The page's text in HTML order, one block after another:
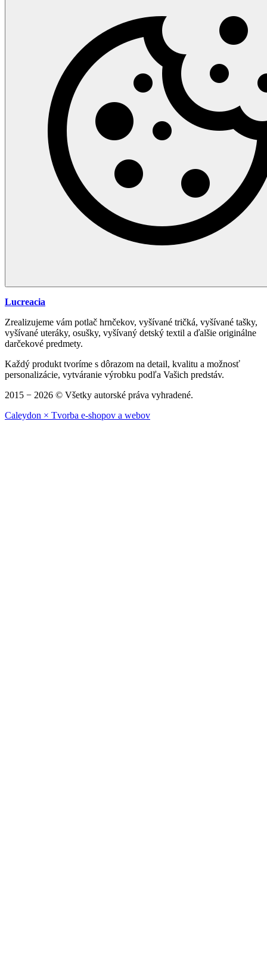
Lucreacia
Zrealizujeme vám potlač hrnčekov, vyšívané tričká, vyšívané tašky,
vyšívané uteráky, osušky, vyšívaný detský textil a ďalšie originálne
darčekové predmety.
Každý produkt tvoríme s dôrazom na detail, kvalitu a možnosť
personalizácie, vytváranie výrobku podľa Vašich predstáv.
2015 − 2026 © Všetky autorské práva vyhradené.
Caleydon × Tvorba e-shopov a webov